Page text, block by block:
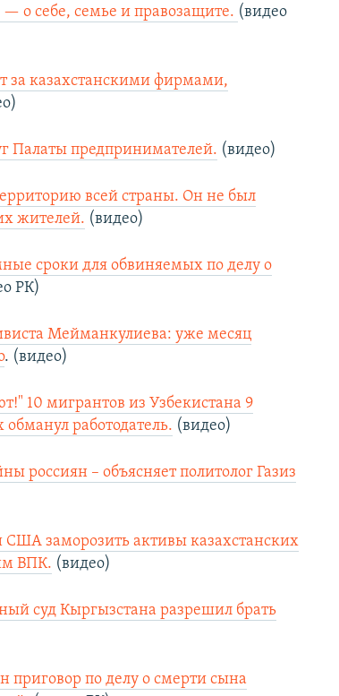
о себе, семье и правозащите. (видео
за казахстанскими фирмами,
Палаты предпринимателей. (видео)
всей страны. Он не был
жителей. (видео)
сроки для обвиняемых по делу о
РК)
Мейманкулиева: уже месяц
. (видео)
10 мигрантов из Узбекистана 9
работодатель. (видео)
россиян – объясняет политолог Газиз
США заморозить активы казахстанских
ВПК. (видео)
суд Кыргызстана разрешил брать
по делу о смерти сына